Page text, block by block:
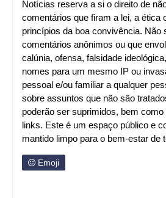
Notícias reserva a si o direito de
comentários que firam a lei, a ética
princípios da boa convivência. Não
comentários anônimos ou que
calúnia, ofensa, falsidade
nomes para um mesmo IP ou
pessoal e/ou familiar a qualquer
sobre assuntos que não são
poderão ser suprimidos, bem
links. Este é um espaço público e
mantido limpo para o bem-estar de
Emoji